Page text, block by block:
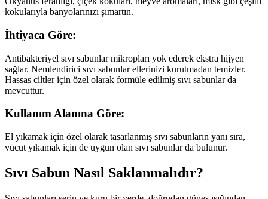
kokularıyla banyolarınızı şımartın.
İhtiyaca Göre:
Antibakteriyel sıvı sabunlar mikropları yok ederek ekstra hijyen
sağlar. Nemlendirici sıvı sabunlar ellerinizi kurutmadan temizler.
Hassas ciltler için özel olarak formüle edilmiş sıvı sabunlar da
mevcuttur.
Kullanım Alanına Göre:
El yıkamak için özel olarak tasarlanmış sıvı sabunların yanı sıra,
vücut yıkamak için de uygun olan sıvı sabunlar da bulunur.
Sıvı Sabun Nasıl Saklanmalıdır?